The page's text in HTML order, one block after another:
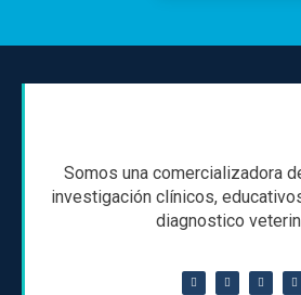
Somos una comercializadora
investigación clínicos,
diagnostico